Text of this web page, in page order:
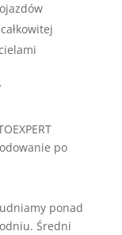
po
ponad
Średni